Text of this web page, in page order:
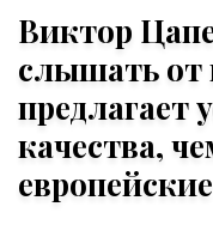
Виктор
слышать от
предлагает
качества,